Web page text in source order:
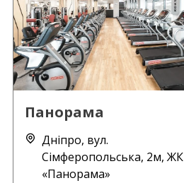
Панорама
Дніпро, вул.
Сімферопольська, 2м, ЖК
«Панорама»